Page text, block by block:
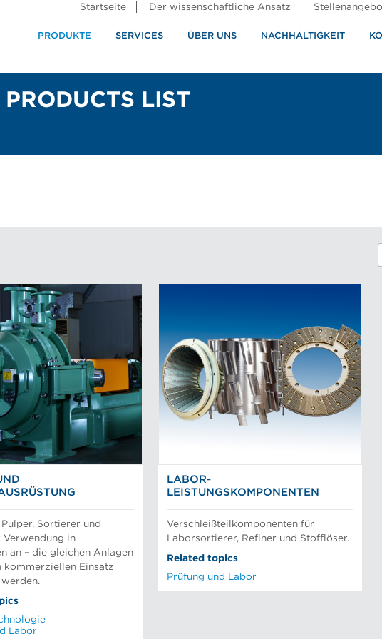
Startseite Der wissenschaftliche Ansatz
PRODUKTE SERVICES ÜBER UNS NACHHALTIGKEIT
LIST
Sortierer und
Verwendung in
an – die gleichen Anlagen
kommerziellen Einsatz
Labor
LABOR-
LEISTUNGSKOMPONENTEN
Verschleißteilkomponenten für
Laborsortierer, Refiner und Stofflöser.
Related topics
Prüfung und Labor